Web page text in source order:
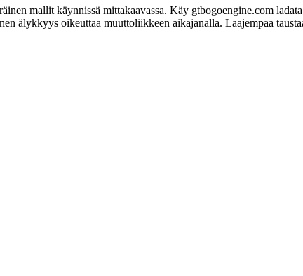
mallit käynnissä mittakaavassa. Käy gtbogoengine.com
älykkyys oikeuttaa muuttoliikkeen aikajanalla. Laajempaa